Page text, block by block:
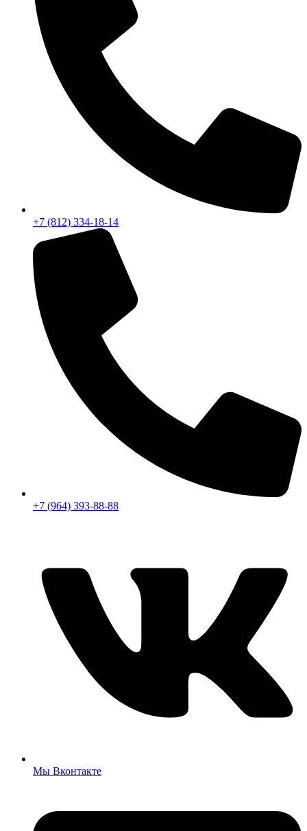
+7 (812) 334-18-14
+7 (964) 393-88-88
Мы Вконтакте